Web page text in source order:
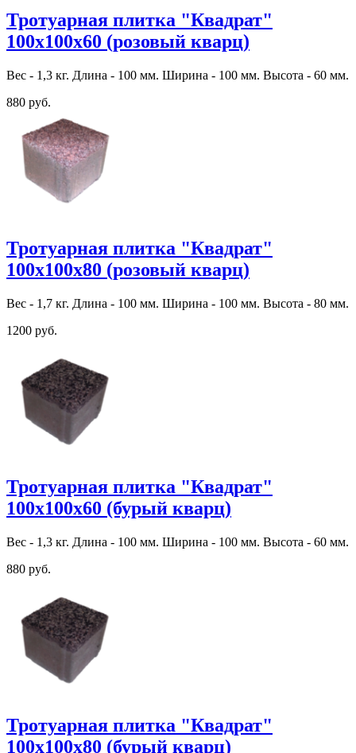
Тротуарная плитка "Квадрат"
100х100х60 (розовый кварц)
Вес - 1,3 кг. Длина - 100 мм. Ширина - 100 мм. Высота - 60 мм.
880 руб.
Тротуарная плитка "Квадрат"
100х100х80 (розовый кварц)
Вес - 1,7 кг. Длина - 100 мм. Ширина - 100 мм. Высота - 80 мм.
1200 руб.
Тротуарная плитка "Квадрат"
100х100х60 (бурый кварц)
Вес - 1,3 кг. Длина - 100 мм. Ширина - 100 мм. Высота - 60 мм.
880 руб.
Тротуарная плитка "Квадрат"
100х100х80 (бурый кварц)